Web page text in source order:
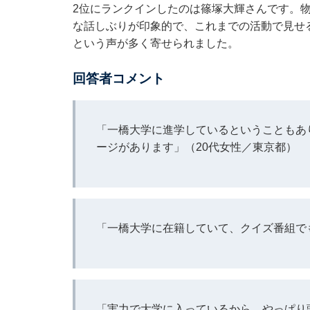
2位にランクインしたのは篠塚大輝さんです。
な話しぶりが印象的で、これまでの活動で見
という声が多く寄せられました。
回答者コメント
「一橋大学に進学しているということも
ージがあります」（20代女性／東京都）
「一橋大学に在籍していて、クイズ番組